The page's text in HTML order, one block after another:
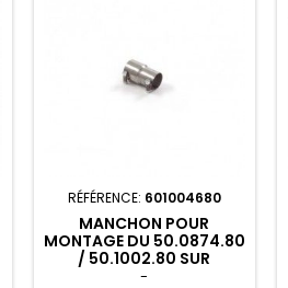
RÉFÉRENCE: 601004680
MANCHON POUR
MONTAGE DU 50.0874.80
/ 50.1002.80 SUR
SILENCIEUX
-